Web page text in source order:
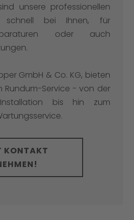
unsere professionellen
schnell bei Ihnen, für
oder auch
GmbH & Co. KG, bieten
Rundum-Service - von der
bis hin zum
KONTAKT